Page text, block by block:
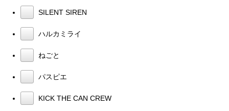
SILENT SIREN
ハルカミライ
ねごと
パスピエ
KICK THE CAN CREW